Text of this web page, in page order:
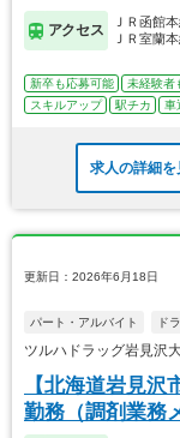
アクセス
ＪＲ函館
ＪＲ室蘭
新卒も応募可能 未経験者
スキルアップ
駅チカ 車
求人の詳細を
更新日：2026年6月18日
パート・アルバイト ド
ツルハドラッグ岩見沢
【北海道岩見
勤務（調剤業務